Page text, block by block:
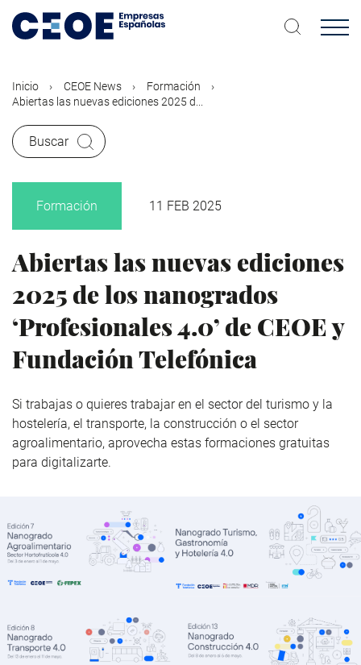
contenido
Inicio CEOE News
Formación
Abiertas las nuevas ediciones 2025 d...
Buscar
Formación 11 FEB 2025
Abiertas las nuevas ediciones
2025 de los nanogrados
‘Profesionales 4.0’ de CEOE y
Fundación Telefónica
Si trabajas o quieres trabajar en el sector del turismo y la
hostelería, el transporte, la construcción o el sector
agroalimentario, aprovecha estas formaciones gratuitas
para digitalizarte.